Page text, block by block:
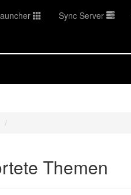
Sync Server
Themen